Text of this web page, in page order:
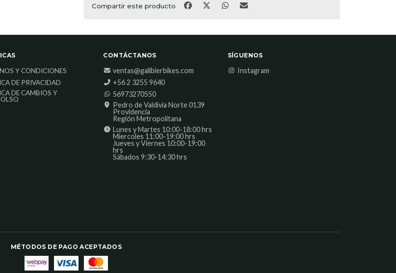
Compartir este producto
Y CONDICIONES
DE PRIVACIDAD
DE CAMBIOS Y
CONTÁCTANOS
ventas@galibierbikes.com
‎+56 2 3255 9640
56973270550
Pedro de Valdivia Norte 0139
Providencia
Región Metropolitana
Lunes y Martes 10:00-18:00 hrs
Miercoles 11:00-19:00 hrs
Jueves y Viernes 10:00-19:00
hrs
Sábados 9:30-14:30 hrs
SÍGUENOS
Instagram
MÉTODOS DE PAGO ACEPTADOS